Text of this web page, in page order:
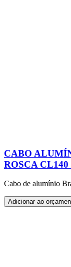
CABO
ROSCA
Cabo de alumínio
Adicionar ao